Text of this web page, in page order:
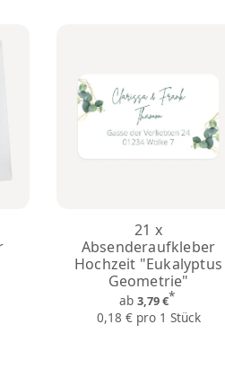
21 x
Absenderaufkleber
Hochzeit "Eukalyptus
Geometrie"
ab 3,79 €*
0,18 € pro 1 Stück